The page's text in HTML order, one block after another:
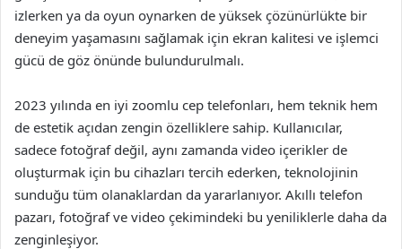
izlerken ya da oyun oynarken de yüksek çözünürlükte bir
deneyim yaşamasını sağlamak için ekran kalitesi ve işlemci
gücü de göz önünde bulundurulmalı.
2023 yılında en iyi zoomlu cep telefonları, hem teknik hem
de estetik açıdan zengin özelliklere sahip. Kullanıcılar,
sadece fotoğraf değil, aynı zamanda video içerikler de
oluşturmak için bu cihazları tercih ederken, teknolojinin
sunduğu tüm olanaklardan da yararlanıyor. Akıllı telefon
pazarı, fotoğraf ve video çekimindeki bu yeniliklerle daha da
zenginleşiyor.